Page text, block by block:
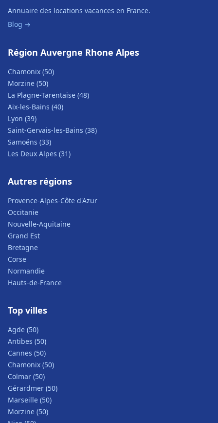
Annuaire des locations vacances en France.
Blog →
Région Auvergne Rhone Alpes
Chamonix (50)
Morzine (50)
La Plagne-Tarentaise (48)
Aix-les-Bains (40)
Lyon (39)
Saint-Gervais-les-Bains (38)
Samoëns (33)
Les Deux Alpes (31)
Autres régions
Provence-Alpes-Côte d'Azur
Occitanie
Nouvelle-Aquitaine
Grand Est
Bretagne
Corse
Normandie
Hauts-de-France
Top villes
Agde (50)
Antibes (50)
Cannes (50)
Chamonix (50)
Colmar (50)
Gérardmer (50)
Marseille (50)
Morzine (50)